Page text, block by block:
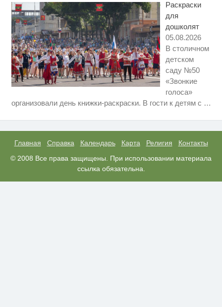
Раскраски
для
дошколят
05.08.2026
В столичном
детском
саду №50
«Звонкие
голоса»
организовали день книжки-раскраски. В гости к детям с …
Главная Справка Календарь Карта Религия
Контакты
© 2008 Все права защищены. При использовании материала
ссылка обязательна.
Крыма: Что люди вытворяют,
признак болезни
i
Публичный удар Зеленскому от
Кличко: это настоящий вызов